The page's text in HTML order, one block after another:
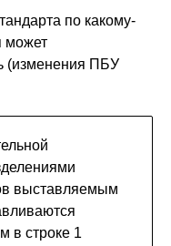
по какому-
может
(изменения ПБУ
выставляемым
в строке 1